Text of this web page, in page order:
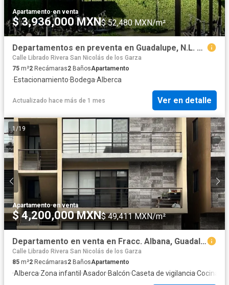
Apartamento·en venta
$ 3,936,000 MXN$ 52,480 MXN/m²
Departamentos en preventa en Guadalupe, N.L. en zona Linda Vista
Calle Librado Rivera San Nicolás de los Garza
75 m²2 Recámaras2 BañosApartamento
·Estacionamiento·Bodega·Alberca
Actualizado hace más de 1 mes Ver en detalle
1 /19
Apartamento·en venta
$ 4,200,000 MXN$ 49,411 MXN/m²
Departamento en venta en Fracc. Albana, Guadalupe
Calle Librado Rivera San Nicolás de los Garza
85 m²2 Recámaras2 BañosApartamento
·Alberca·Zona infantil ·Asador·Balcón·Caseta de vigilancia·Cocina